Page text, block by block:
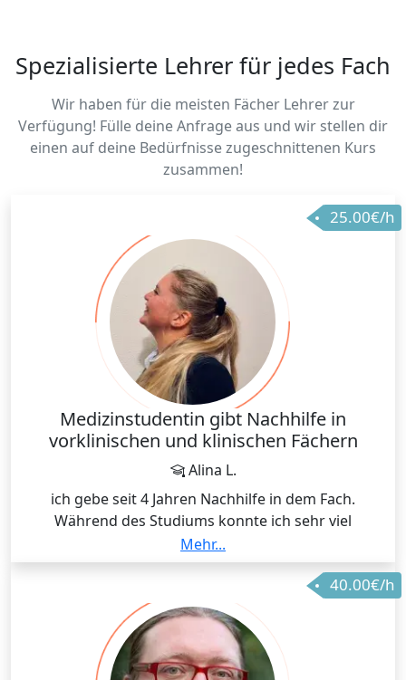
Spezialisierte Lehrer für jedes Fach
Wir haben für die meisten Fächer Lehrer zur
Verfügung! Fülle deine Anfrage aus und wir stellen dir
einen auf deine Bedürfnisse zugeschnittenen Kurs
zusammen!
25.00€/h
Medizinstudentin gibt Nachhilfe in
vorklinischen und klinischen Fächern
Alina L.
ich gebe seit 4 Jahren Nachhilfe in dem Fach.
Während des Studiums konnte ich sehr viel
Erfahrung sammeln und auch während meiner
Ausbildung als Rettungssanitäterin habe ich in den
Fächern stetig Wissen weitergegeben.
Mehr...
40.00€/h